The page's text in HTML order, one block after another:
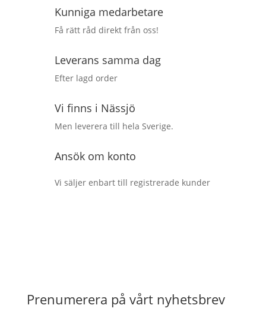
Kunniga medarbetare
Få rätt råd direkt från oss!
Leverans samma dag
Efter lagd order
Vi finns i Nässjö
Men leverera till hela Sverige.
Ansök om konto
Vi säljer enbart till registrerade kunder
Prenumerera på vårt nyhetsbrev